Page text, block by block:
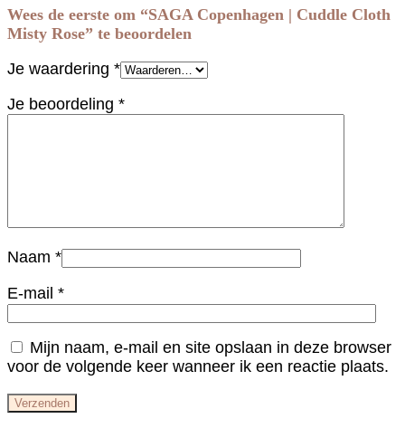
Wees de eerste om “SAGA Copenhagen | Cuddle Cloth
Misty Rose” te beoordelen
Je waardering *
Je beoordeling *
Naam *
E-mail *
Mijn naam, e-mail en site opslaan in deze browser
voor de volgende keer wanneer ik een reactie plaats.